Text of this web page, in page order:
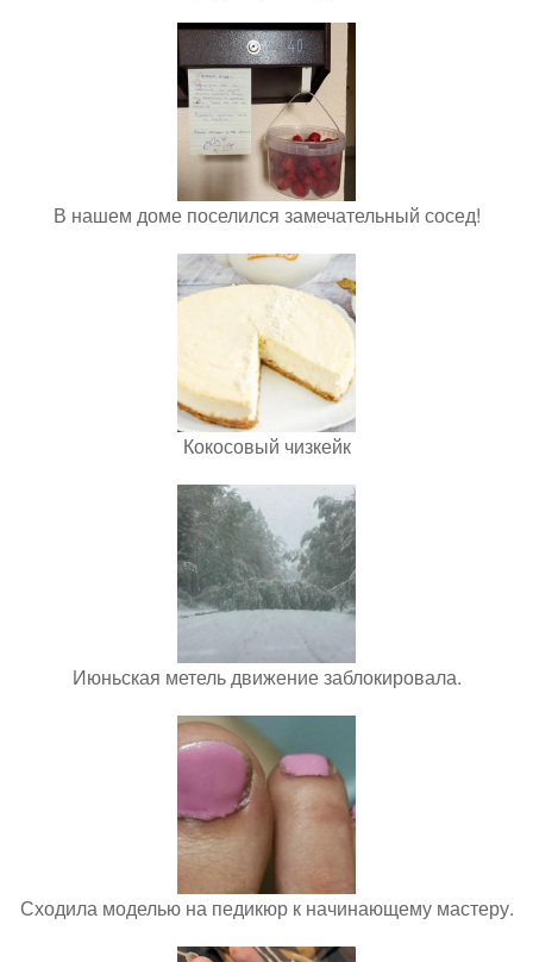
В нашем доме поселился замечательный сосед!
Кокосовый чизкейк
Июньская метель движение заблокировала.
Сходила моделью на педикюр к начинающему мастеру.